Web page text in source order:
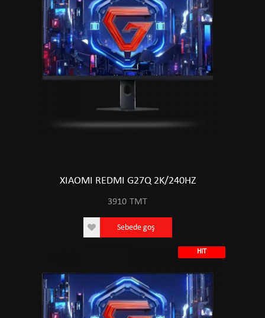
XIAOMI REDMI G27Q 2K/240HZ
3910 TMT
Sebede goş
HIT